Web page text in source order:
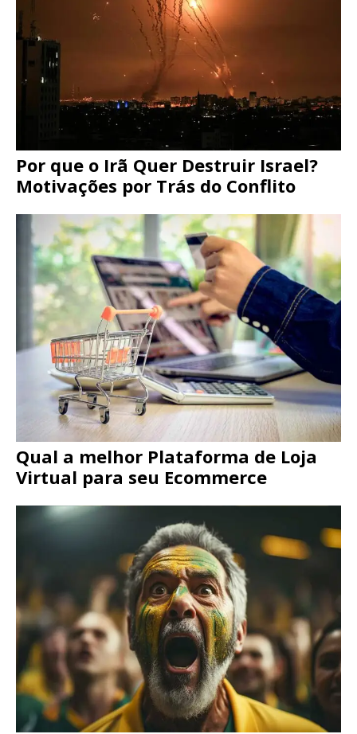
Por que o Irã Quer Destruir Israel?
Motivações por Trás do Conflito
Qual a melhor Plataforma de Loja
Virtual para seu Ecommerce